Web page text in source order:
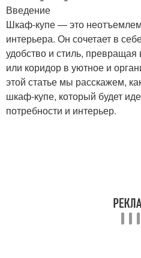
Шкафы для посуды
Шкаф в стиле
Введение
Шкаф-купе — это
интерьера. Он сочетает в
удобство и стиль,
или коридор в уютное и
этой статье мы расскажем,
шкаф-купе, который будет
потребности и интерьер.